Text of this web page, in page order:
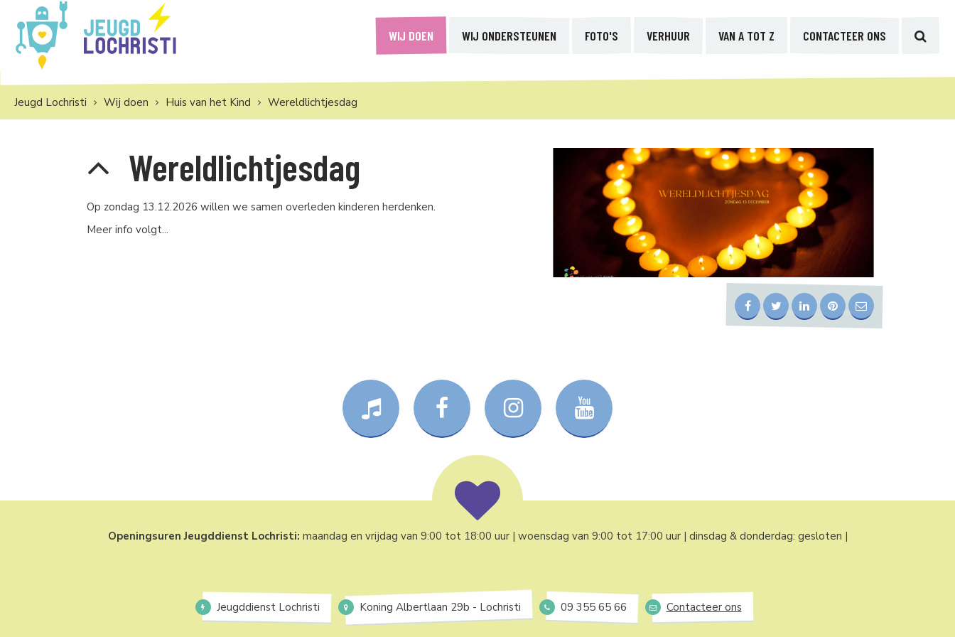
WIJ DOEN WIJ ONDERSTEUNEN FOTO'S VERHUUR VAN A TOT Z CONTACTEER ONS
Jeugd Lochristi Wij doen Huis van het Kind Wereldlichtjesdag
Wereldlichtjesdag
Op zondag 13.12.2026 willen we samen overleden kinderen herdenken.
Meer info volgt...
Openingsuren Jeugddienst Lochristi: maandag en vrijdag van 9:00 tot 18:00 uur | woensdag van 9:00 tot 17:00 uur | dinsdag & donderdag: gesloten |
Jeugddienst Lochristi Koning Albertlaan 29b - Lochristi 09 355 65 66 Contacteer ons